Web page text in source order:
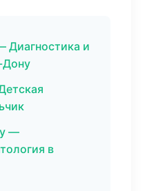
Диагностика и
Дону
—
в